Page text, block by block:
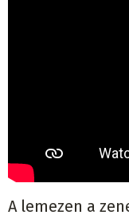
A lemezen a